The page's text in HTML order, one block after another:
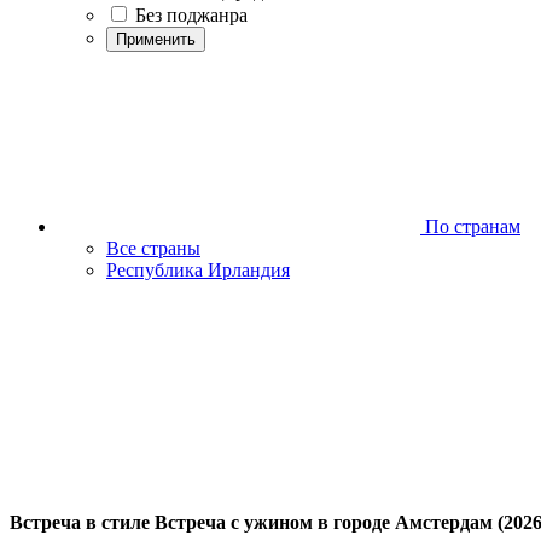
Без поджанра
Применить
По странам
Все страны
Республика Ирландия
Встреча в стиле Встреча с ужином в городе Амстердам